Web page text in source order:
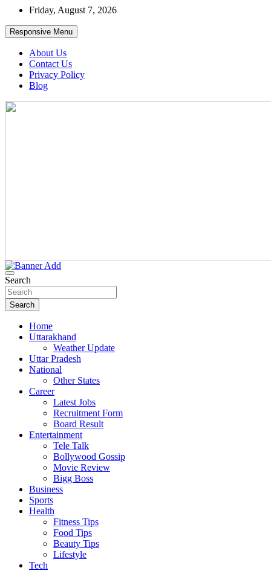
Skip
content
Friday, August 7, 2026
Responsive Menu
About Us
Contact Us
Privacy Policy
Blog
Search
Search
Home
Uttarakhand
Weather Update
Uttar Pradesh
National
Other States
Career
Latest Jobs
Recruitment Form
Board Result
Entertainment
Tele Talk
Bollywood Gossip
Movie Review
Bigg Boss
Business
Sports
Health
Fitness Tips
Food Tips
Beauty Tips
Lifestyle
Tech